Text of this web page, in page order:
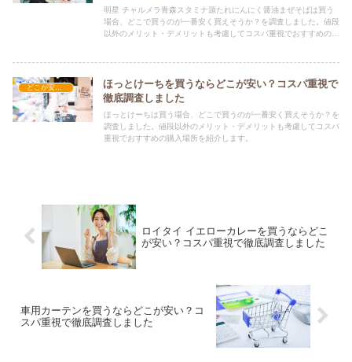
明星 チャルメラ青森スタミナ源たれにんにく醤油まぜそばは買う
場合、どこで買うのが一番安く買えそうか？を調査しました。値段
以外のメリット・デメリットも考慮してコスパ重視でおすすめの購
ほっとけーちを買うならどこが安い？コスパ重視で
徹底調査しました
ほっとけーちは買う場合、どこで買うのが一番安く買えそうか？を
調査しました。値段以外のメリット・デメリットも考慮してコスパ
重視でおすすめの購入場所を紹介します。
ロイタイ イエローカレーを買うならどこ
が安い？コスパ重視で徹底調査しました
車用カーテンを買うならどこが安い？コ
スパ重視で徹底調査しました